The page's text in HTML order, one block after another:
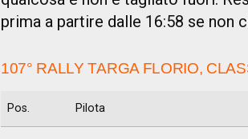
prima a partire dalle 16:58 se non
107° RALLY TARGA FLORIO,
Pos. Pilota